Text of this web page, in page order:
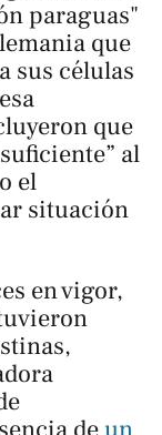
paraguas"
que
sus células
que
al
el
situación
en vigor,